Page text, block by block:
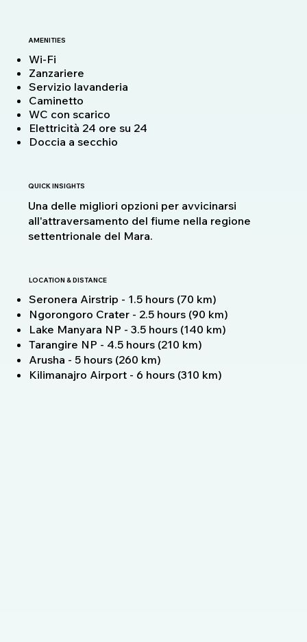
AMENITIES
Wi-Fi
Zanzariere
Servizio lavanderia
Caminetto
WC con scarico
Elettricità 24 ore su 24
Doccia a secchio
QUICK INSIGHTS
Una delle migliori opzioni per avvicinarsi
all'attraversamento del fiume nella regione
settentrionale del Mara.
LOCATION & DISTANCE
Seronera Airstrip - 1.5 hours (70 km)
Ngorongoro Crater - 2.5 hours (90 km)
Lake Manyara NP - 3.5 hours (140 km)
Tarangire NP - 4.5 hours (210 km)
Arusha - 5 hours (260 km)
Kilimanajro Airport - 6 hours (310 km)